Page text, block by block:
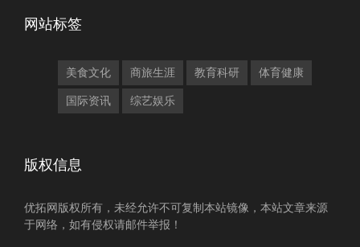
网站标签
美食文化 商旅生涯 教育科研 体育健康
国际资讯 综艺娱乐
版权信息
优拓网版权所有，未经允许不可复制本站镜像，本站文章来源
于网络，如有侵权请邮件举报！